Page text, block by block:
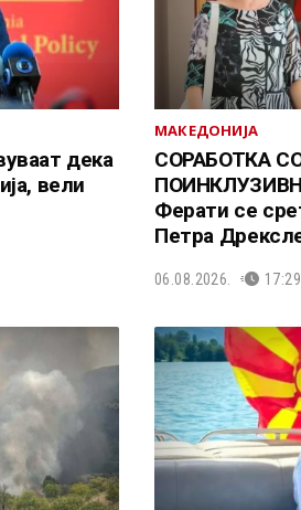
дека
вели
МАКЕДОНИЈА
СОРАБОТКА
Ферати се
Петра
06.08.2026. 17:29